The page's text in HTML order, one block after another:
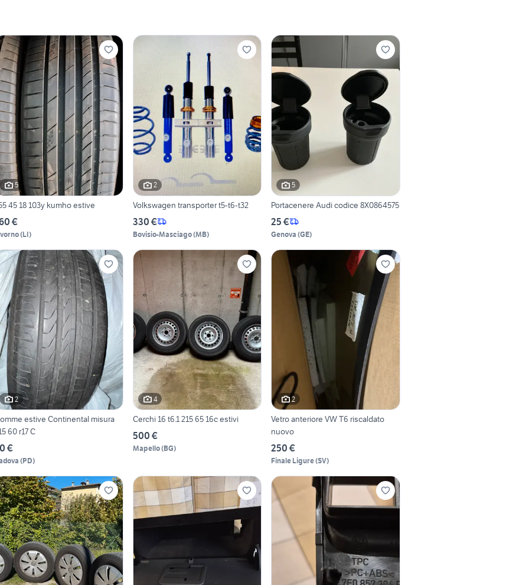
5
45 18 103y kumho estive
€
(LI)
2
Volkswagen transporter t5-t6-t32
330 €
Bovisio-Masciago(MB)
5
Portacenere Audi codice 8X0864575
25 €
Genova (GE)
2
estive Continental misura
60 r17 C
€
(PD)
4
Cerchi 16 t6.1 215 65 16c estivi
500 €
Mapello(BG)
2
Vetro anteriore VW T6 riscaldato
nuovo
250 €
Finale Ligure(SV)